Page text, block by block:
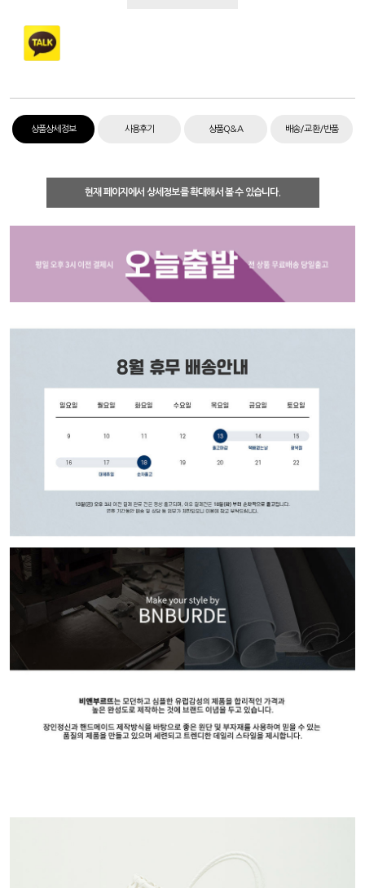
상품상세정보 사용후기 상품Q&A 배송/교환/반품
현재 페이지에서 상세정보를 확대해서 볼 수 있습니다.